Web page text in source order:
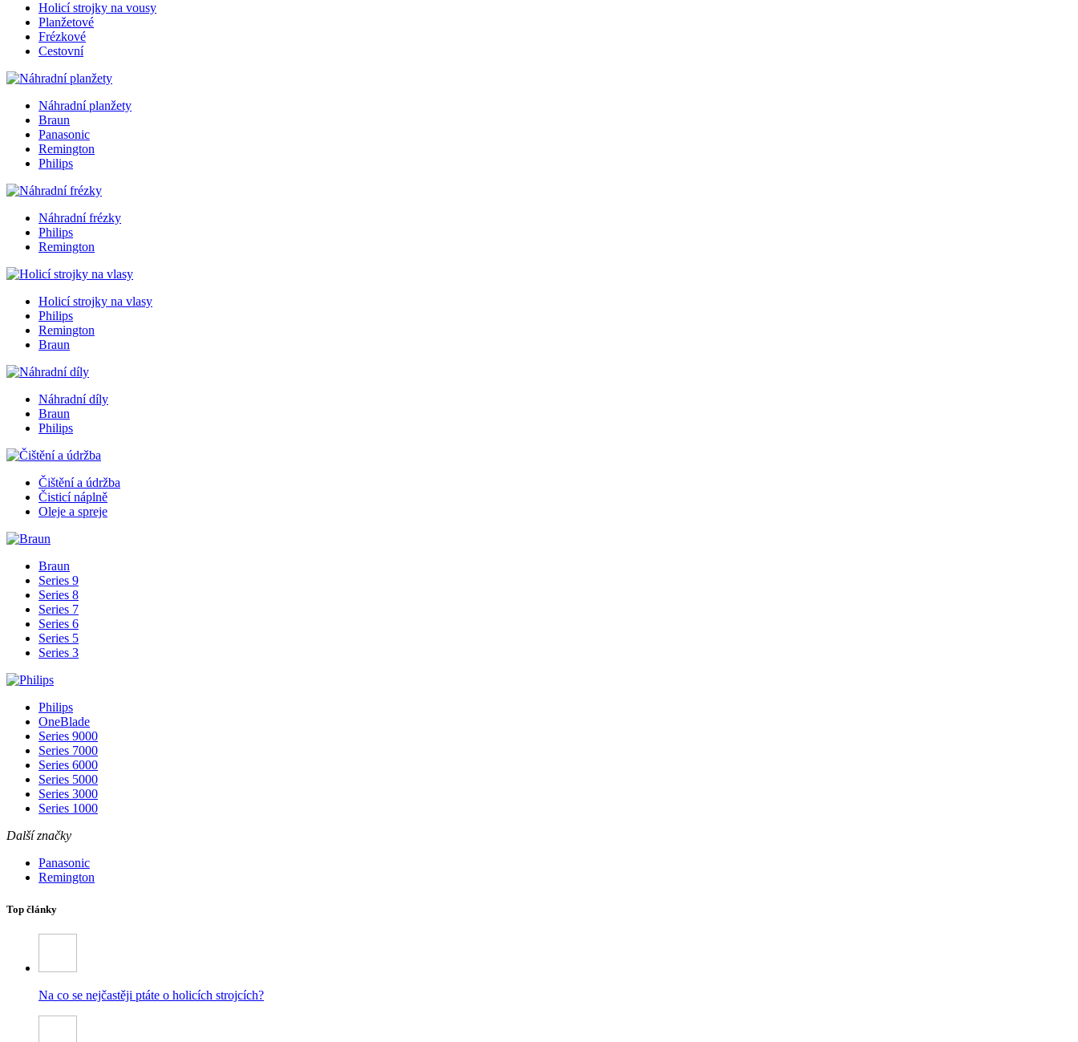
Holicí strojky na vousy
Planžetové
Frézkové
Cestovní
Náhradní planžety
Braun
Panasonic
Remington
Philips
Náhradní frézky
Philips
Remington
Holicí strojky na vlasy
Philips
Remington
Braun
Náhradní díly
Braun
Philips
Čištění a údržba
Čisticí náplně
Oleje a spreje
Braun
Series 9
Series 8
Series 7
Series 6
Series 5
Series 3
Philips
OneBlade
Series 9000
Series 7000
Series 6000
Series 5000
Series 3000
Series 1000
Další značky
Panasonic
Remington
Top články
Na co se nejčastěji ptáte o holicích strojcích?